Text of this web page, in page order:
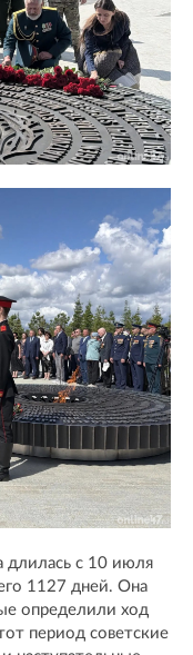
длилась с 10 июля
1127 дней. Она
определили ход
период советские